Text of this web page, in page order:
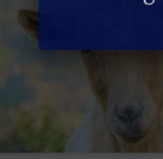
DIE KANINCHEN
DIE KATZEN